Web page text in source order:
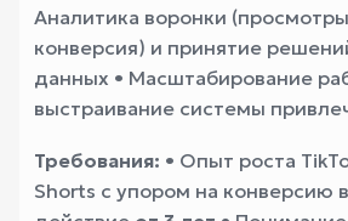
Аналитика воронки
конверсия) и принятие
данных • Масштабирование
выстраивание системы
Требования: • Опыт роста
Shorts с упором на конверсию